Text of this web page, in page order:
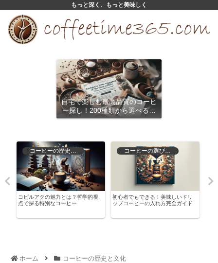
もっと深く、もっと美味しく
自宅で楽しむ最高品質のコーヒ
ー探し！200種類から選べるサ
ブスクリプション
コピルアクの魅力とは？哲学的視
点で探る特別なコーヒー
初心者でもできる！美味しいドリ
ップコーヒーの入れ方完全ガイド
ホーム コーヒーの歴史と文化